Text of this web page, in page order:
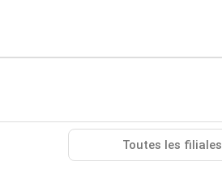
Toutes les filiales